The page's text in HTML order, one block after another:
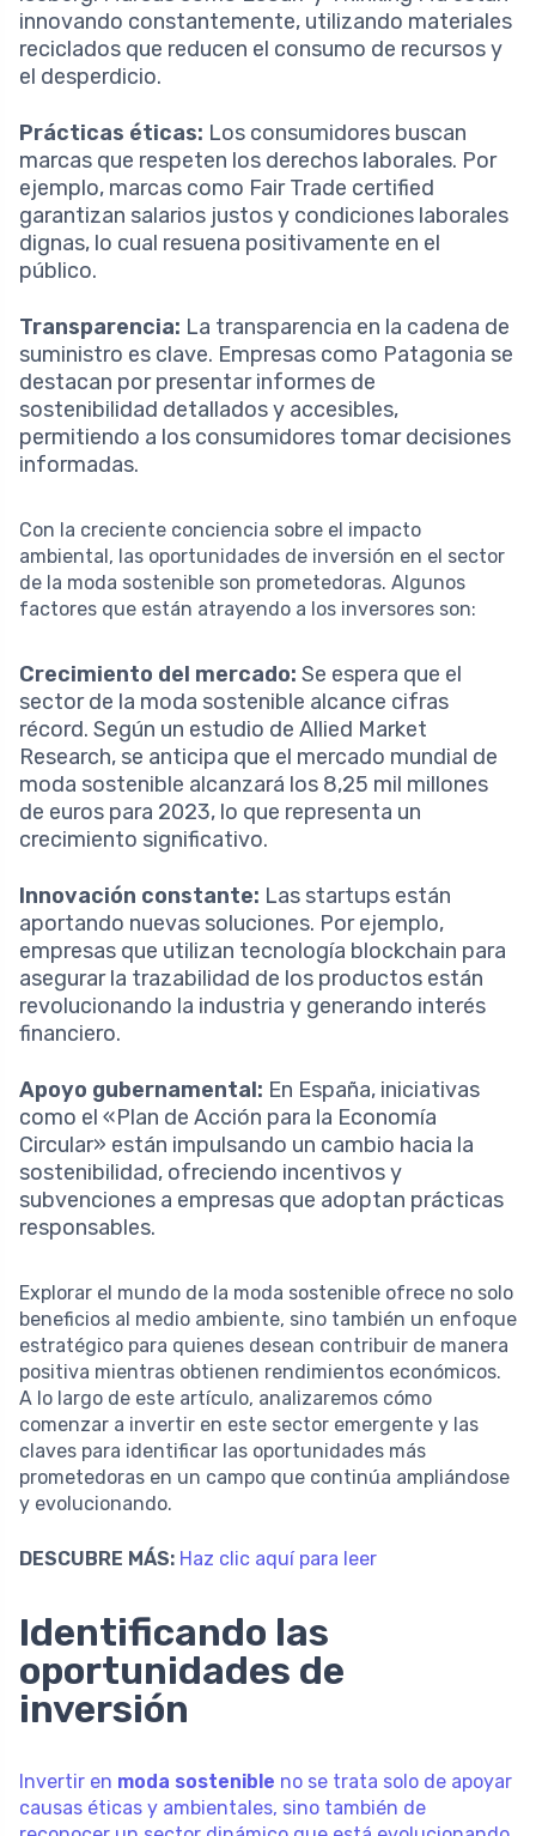
innovando constantemente, utilizando materiales
reciclados que reducen el consumo de recursos y
el desperdicio.
Prácticas éticas: Los consumidores buscan
marcas que respeten los derechos laborales. Por
ejemplo, marcas como Fair Trade certified
garantizan salarios justos y condiciones laborales
dignas, lo cual resuena positivamente en el
público.
Transparencia: La transparencia en la cadena de
suministro es clave. Empresas como Patagonia se
destacan por presentar informes de
sostenibilidad detallados y accesibles,
permitiendo a los consumidores tomar decisiones
informadas.
Con la creciente conciencia sobre el impacto
ambiental, las oportunidades de inversión en el sector
de la moda sostenible son prometedoras. Algunos
factores que están atrayendo a los inversores son:
Crecimiento del mercado: Se espera que el
sector de la moda sostenible alcance cifras
récord. Según un estudio de Allied Market
Research, se anticipa que el mercado mundial de
moda sostenible alcanzará los 8,25 mil millones
de euros para 2023, lo que representa un
crecimiento significativo.
Innovación constante: Las startups están
aportando nuevas soluciones. Por ejemplo,
empresas que utilizan tecnología blockchain para
asegurar la trazabilidad de los productos están
revolucionando la industria y generando interés
financiero.
Apoyo gubernamental: En España, iniciativas
como el «Plan de Acción para la Economía
Circular» están impulsando un cambio hacia la
sostenibilidad, ofreciendo incentivos y
subvenciones a empresas que adoptan prácticas
responsables.
Explorar el mundo de la moda sostenible ofrece no solo
beneficios al medio ambiente, sino también un enfoque
estratégico para quienes desean contribuir de manera
positiva mientras obtienen rendimientos económicos.
A lo largo de este artículo, analizaremos cómo
comenzar a invertir en este sector emergente y las
claves para identificar las oportunidades más
prometedoras en un campo que continúa ampliándose
y evolucionando.
DESCUBRE MÁS: Haz clic aquí para leer
Identificando las
oportunidades de
inversión
Invertir en moda sostenible no se trata solo de apoyar
causas éticas y ambientales, sino también de